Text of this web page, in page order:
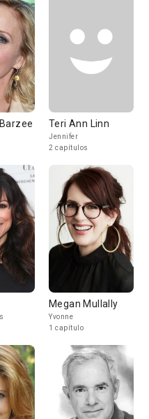
Teri Ann Linn
Jennifer
2 capítulos
Megan Mullally
Yvonne
1 capítulo